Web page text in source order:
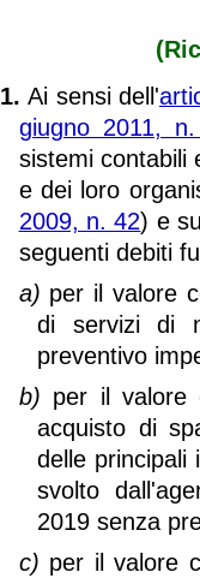
1.Ai sensi dell'
giugno 2011,
sistemi contabili
e dei loro
2009, n. 42) e
seguenti debiti
a) per il valore
di servizi di
preventivo
b) per il valore
acquisto di
delle principali
svolto
2019 senza
c) per il valore